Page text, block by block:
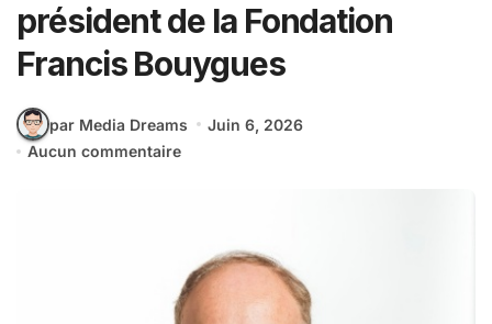
président de la Fondation
Francis Bouygues
par Media Dreams
Juin 6, 2026
Aucun commentaire